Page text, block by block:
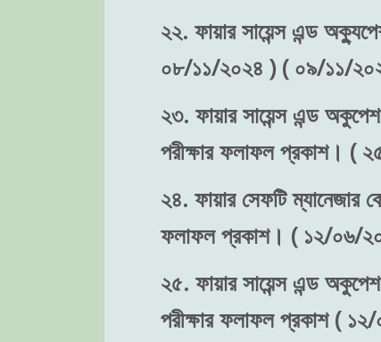
২২. ফায়ার সায়েন্স এন্ড
০৮/১১/২০২৪ ) ( ০৯/১১/
২৩. ফায়ার সায়েন্স এন্ড
পরীক্ষার ফলাফল প্রকাশ। (
২৪. ফায়ার সেফটি ম্যানেজার
ফলাফল প্রকাশ। ( ১২/০৬/
২৫. ফায়ার সায়েন্স এন্ড
পরীক্ষার ফলাফল প্রকাশ (